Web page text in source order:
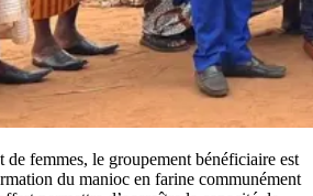
de femmes, le groupement bénéficiaire est
du manioc en farine communément